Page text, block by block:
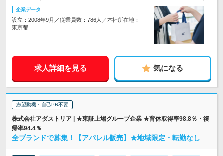
企業データ
設立：2008年9月／従業員数：786人／本社所在地：
東京都
求人詳細を見る 気になる
志望動機・自己PR不要
株式会社アダストリア | ★東証上場グループ企業 ★育休取得率98.8％・復
帰率94.4％
全ブランドで募集！【アパレル販売】★地域限定・転勤なし